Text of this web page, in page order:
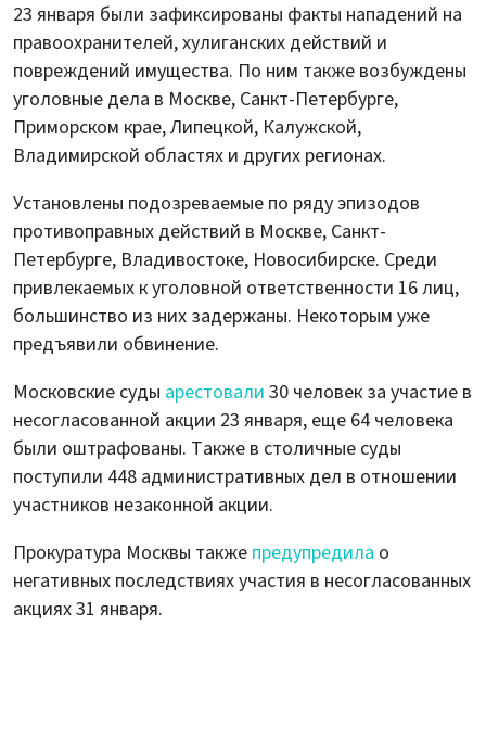
23 января были зафиксированы факты нападений на
правоохранителей, хулиганских действий и
повреждений имущества. По ним также возбуждены
уголовные дела в Москве, Санкт-Петербурге,
Приморском крае, Липецкой, Калужской,
Владимирской областях и других регионах.
Установлены подозреваемые по ряду эпизодов
противоправных действий в Москве, Санкт-
Петербурге, Владивостоке, Новосибирске. Среди
привлекаемых к уголовной ответственности 16 лиц,
большинство из них задержаны. Некоторым уже
предъявили обвинение.
Московские суды арестовали 30 человек за участие в
несогласованной акции 23 января, еще 64 человека
были оштрафованы. Также в столичные суды
поступили 448 административных дел в отношении
участников незаконной акции.
Прокуратура Москвы также предупредила о
негативных последствиях участия в несогласованных
акциях 31 января.